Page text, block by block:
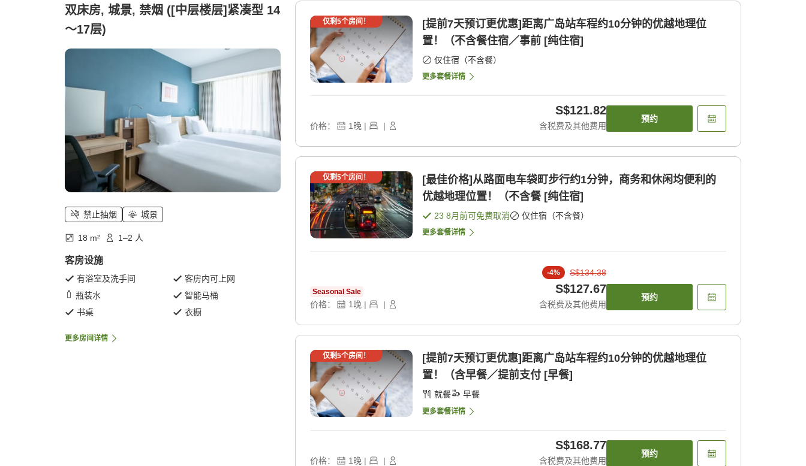
双床房, 城景, 禁烟 ([中层楼层]紧凑型 14
〜17层)
禁止抽烟 城景
18 m² 1–2 人
客房设施
有浴室及洗手间
客房内可上网
瓶装水
智能马桶
书桌
衣橱
更多房间详情
仅剩5个房间！
[提前7天预订更优惠]距离广岛站车程约10分钟的优越地理位
置！（不含餐住宿／事前 [纯住宿]
仅住宿（不含餐）
更多套餐详情
价格： 1 晚 | |
S$121.82
含税费及其他费用
预约
仅剩5个房间！
[最佳价格]从路面电车袋町步行约1分钟，商务和休闲均便利的
优越地理位置！（不含餐 [纯住宿]
23 8月前可免费取消 仅住宿（不含餐）
更多套餐详情
Seasonal Sale
价格： 1 晚 | |
-4% S$134.38
S$127.67
含税费及其他费用
预约
仅剩5个房间！
[提前7天预订更优惠]距离广岛站车程约10分钟的优越地理位
置！（含早餐／提前支付 [早餐]
就餐 早餐
更多套餐详情
价格： 1 晚 | |
S$168.77
含税费及其他费用
预约